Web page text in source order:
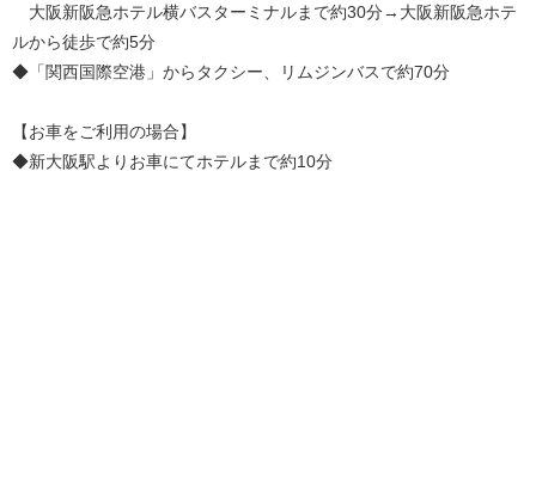
大阪新阪急ホテル横バスターミナルまで約30分→大阪新阪急ホテ
ルから徒歩で約5分
◆「関西国際空港」からタクシー、リムジンバスで約70分
【お車をご利用の場合】
◆新大阪駅よりお車にてホテルまで約10分